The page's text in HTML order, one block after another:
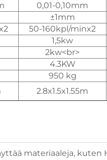
0,01-0,10mm
±1mm
50-160kpl/minx2
1,5kw
2kw<br>
4.3KW
950 kg
2.8x1.5x1.55m
materiaaleja, kuten